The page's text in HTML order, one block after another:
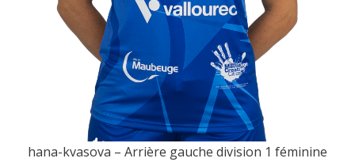
hana-kvasova – Arrière gauche division 1 féminine